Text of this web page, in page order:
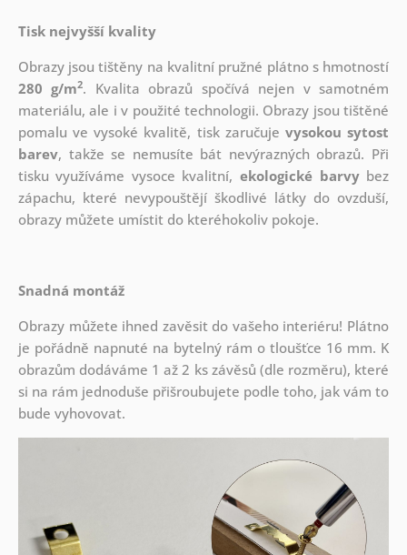
Tisk nejvyšší kvality
Obrazy jsou tištěny na kvalitní pružné plátno s hmotností
280 g/m2. Kvalita obrazů spočívá nejen v samotném
materiálu, ale i v použité technologii. Obrazy jsou tištěné
pomalu ve vysoké kvalitě, tisk zaručuje vysokou sytost
barev, takže se nemusíte bát nevýrazných obrazů. Při
tisku využíváme vysoce kvalitní,ekologické barvybez
zápachu, které nevypouštějí škodlivé látky do ovzduší,
obrazy můžete umístit do kteréhokoliv pokoje.
Snadná montáž
Obrazy můžete ihned zavěsit do vašeho interiéru! Plátno
je pořádně napnuté na bytelný rám o tloušťce 16 mm. K
obrazům dodáváme 1 až 2 ks závěsů (dle rozměru), které
si na rám jednoduše přišroubujete podle toho, jak vám to
bude vyhovovat.